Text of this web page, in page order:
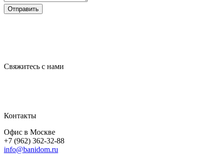
Отправить
Свяжитесь с нами
Контакты
Офис в Москве
+7 (962) 362-32-88
info@banidom.ru